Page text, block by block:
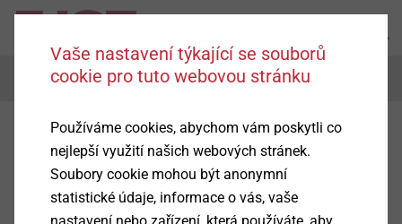
Menu
Vaše nastavení týkající se souborů
cookie pro tuto webovou stránku
Používáme cookies, abychom vám poskytli co
nejlepší využití našich webových stránek.
Soubory cookie mohou být anonymní
statistické údaje, informace o vás, vaše